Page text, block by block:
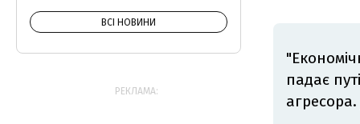
падає
агресора.
ВСІ НОВИНИ
РЕКЛАМА: